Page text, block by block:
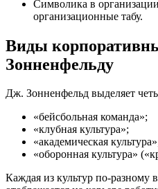
Символика в
организационные табу.
Виды
Зонненфельду
Дж. Зонненфельд выделяет
«бейсбольная команда»;
«клубная культура»;
«академическая
«оборонная культура»
Каждая из культур по-разному